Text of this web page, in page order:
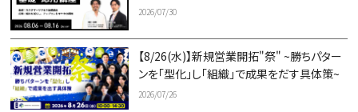
2026/07/30
【8/26(水)】新規営業開拓"祭" ~勝ちパター
ンを「型化」し「組織」で成果をだす具体策~
2026/07/26